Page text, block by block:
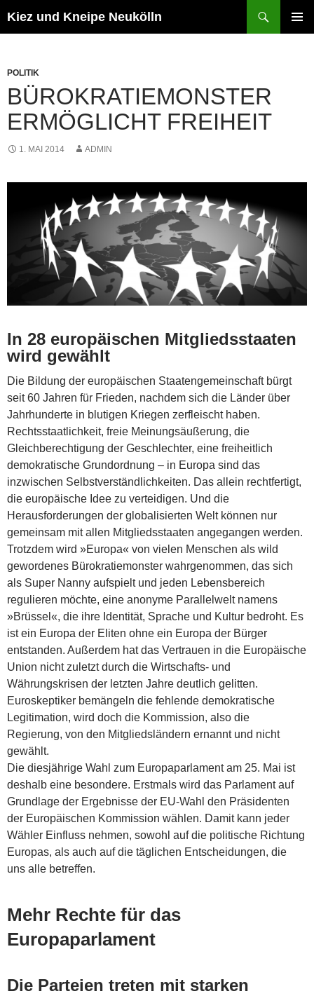
Inhalt
Kiez und Kneipe Neukölln
POLITIK
BÜROKRATIEMONSTER
ERMÖGLICHT FREIHEIT
1. MAI 2014 ADMIN
In 28 europäischen Mitgliedsstaaten
wird gewählt
Die Bildung der europäischen Staatengemeinschaft bürgt
seit 60 Jahren für Frieden, nachdem sich die Länder über
Jahrhunderte in blutigen Kriegen zerfleischt haben.
Rechtsstaatlichkeit, freie Meinungsäußerung, die
Gleichberechtigung der Geschlechter, eine freiheitlich
demokratische Grundordnung – in Europa sind das
inzwischen Selbstverständlichkeiten. Das allein rechtfertigt,
die europäische Idee zu verteidigen. Und die
Herausforderungen der globalisierten Welt können nur
gemeinsam mit allen Mitgliedsstaaten angegangen werden.
Trotzdem wird »Europa« von vielen Menschen als wild
gewordenes Bürokratiemonster wahrgenommen, das sich
als Super Nanny aufspielt und jeden Lebensbereich
regulieren möchte, eine anonyme Parallelwelt namens
»Brüssel«, die ihre Identität, Sprache und Kultur bedroht. Es
ist ein Europa der Eliten ohne ein Europa der Bürger
entstanden. Außerdem hat das Vertrauen in die Europäische
Union nicht zuletzt durch die Wirtschafts- und
Währungskrisen der letzten Jahre deutlich gelitten.
Euroskeptiker bemängeln die fehlende demokratische
Legitimation, wird doch die Kommission, also die
Regierung, von den Mitgliedsländern ernannt und nicht
gewählt.
Die diesjährige Wahl zum Europaparlament am 25. Mai ist
deshalb eine besondere. Erstmals wird das Parlament auf
Grundlage der Ergebnisse der EU-Wahl den Präsidenten
der Europäischen Kommission wählen. Damit kann jeder
Wähler Einfluss nehmen, sowohl auf die politische Richtung
Europas, als auch auf die täglichen Entscheidungen, die
uns alle betreffen.
Mehr Rechte für das
Europaparlament
Die Parteien treten mit starken